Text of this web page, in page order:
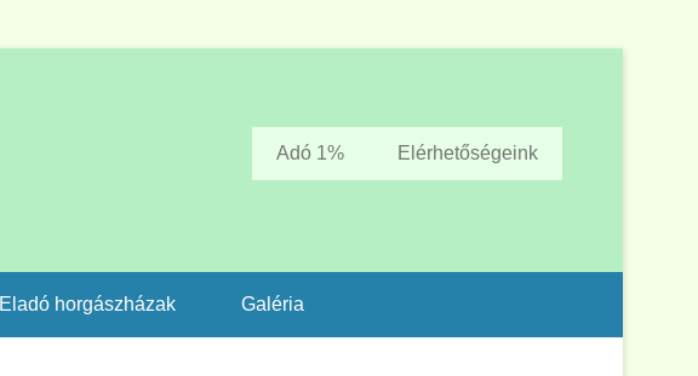
Adó 1% Elérhetőségeink
Eladó horgászházak Galéria